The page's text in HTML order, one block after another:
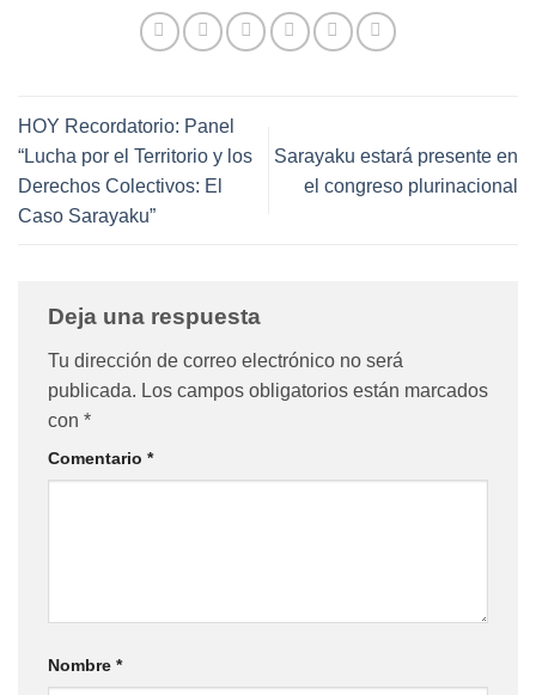
HOY Recordatorio: Panel
“Lucha por el Territorio y los
Derechos Colectivos: El
Caso Sarayaku”
Sarayaku estará presente en
el congreso plurinacional
Deja una respuesta
Tu dirección de correo electrónico no será
publicada. Los campos obligatorios están marcados
con *
Comentario *
Nombre *